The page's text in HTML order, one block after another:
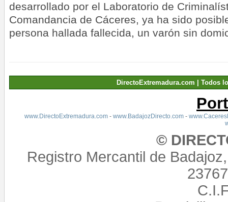
desarrollado por el Laboratorio de
Comandancia de Cáceres, ya ha sido
persona hallada fallecida, un varón sin
DirectoExtremadura.com | Todos
www.DirectoExtremadura.com- www.BadajozDirecto.com-
©
Registro Mercantil de